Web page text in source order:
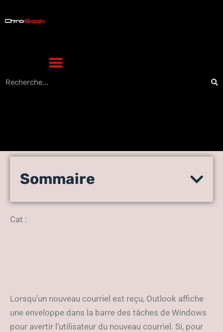
Comment afficher l’icône du
barre des tâches [Outlook]
Sommaire
Cat :
Lorsqu’un nouveau courriel est reçu, Outlook affiche
une enveloppe dans la barre des tâches de Windows
pour avertir l’utilisateur du nouveau courriel. Si, pour